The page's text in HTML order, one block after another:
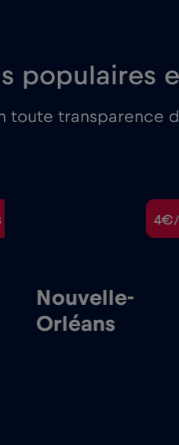
populaires
toute transparence
4€
Nouvelle-
Orléans